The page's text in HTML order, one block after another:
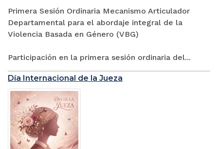
Primera Sesión Ordinaria Mecanismo Articulador
Departamental para el abordaje integral de la
Violencia Basada en Género (VBG)
Participación en la primera sesión ordinaria del...
Día Internacional de la Jueza